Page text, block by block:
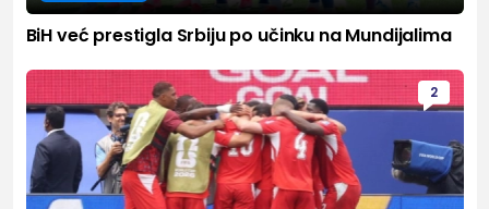
BiH već prestigla Srbiju po učinku na Mundijalima
2